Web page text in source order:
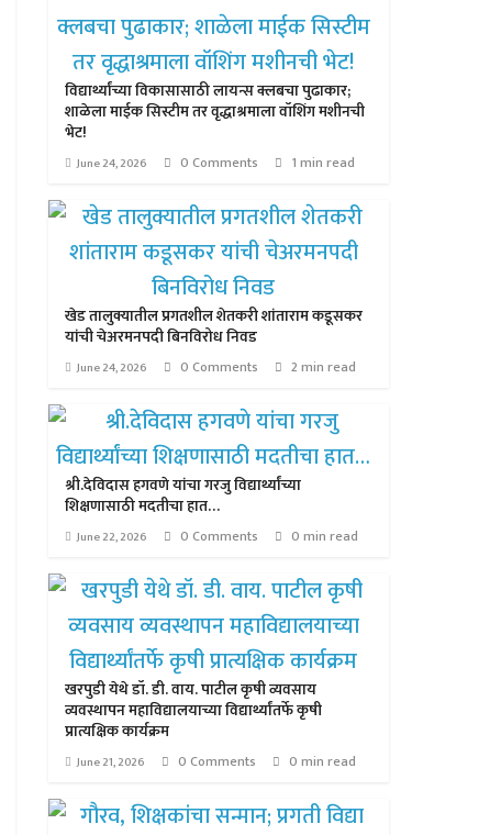
विद्यार्थ्यांच्या विकासासाठी लायन्स क्लबचा पुढाकार;
शाळेला माईक सिस्टीम तर वृद्धाश्रमाला वॉशिंग मशीनची
भेट!
June 24, 2026 0 Comments 1 min read
खेड तालुक्यातील प्रगतशील शेतकरी शांताराम कडूसकर
यांची चेअरमनपदी बिनविरोध निवड
June 24, 2026 0 Comments 2 min read
श्री.देविदास हगवणे यांचा गरजु विद्यार्थ्यांच्या
शिक्षणासाठी मदतीचा हात…
June 22, 2026 0 Comments 0 min read
खरपुडी येथे डॉ. डी. वाय. पाटील कृषी व्यवसाय
व्यवस्थापन महाविद्यालयाच्या विद्यार्थ्यांतर्फे कृषी
प्रात्यक्षिक कार्यक्रम
June 21, 2026 0 Comments 0 min read